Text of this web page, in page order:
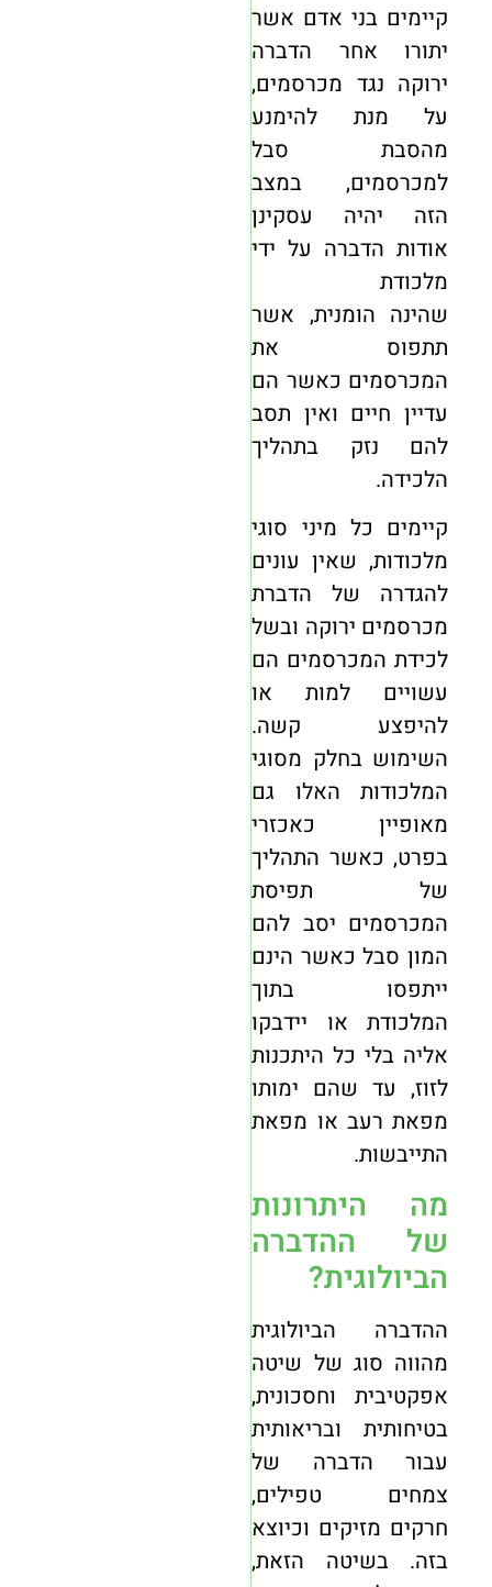
קיימים בני אדם אשר
יתורו אחר הדברה
ירוקה נגד מכרסמים,
על מנת להימנע
מהסבת סבל
למכרסמים, במצב
הזה יהיה עסקינן
אודות הדברה על ידי
מלכודת
שהינה הומנית, אשר
תתפוס את
המכרסמים כאשר הם
עדיין חיים ואין תסב
להם נזק בתהליך
הלכידה.
קיימים כל מיני סוגי
מלכודות, שאין עונים
להגדרה של הדברת
מכרסמים ירוקה ובשל
לכידת המכרסמים הם
עשויים למות או
להיפצע קשה.
השימוש בחלק מסוגי
המלכודות האלו גם
מאופיין כאכזרי
בפרט, כאשר התהליך
של תפיסת
המכרסמים יסב להם
המון סבל כאשר הינם
ייתפסו בתוך
המלכודת או יידבקו
אליה בלי כל היתכנות
לזוז, עד שהם ימותו
מפאת רעב או מפאת
התייבשות.
מה היתרונות
של ההדברה
הביולוגית?
ההדברה הביולוגית
מהווה סוג של שיטה
אפקטיבית וחסכונית,
בטיחותית ובריאותית
עבור הדברה של
צמחים טפילים,
חרקים מזיקים וכיוצא
בזה. בשיטה הזאת,